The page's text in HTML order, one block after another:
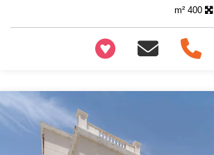
400 m²